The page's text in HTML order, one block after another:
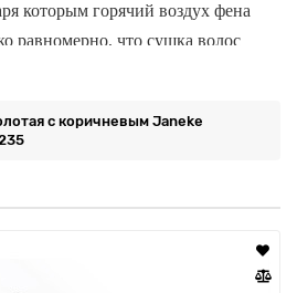
которым горячий воздух фена
равномерно, что сушка волос
на 80% производятся вручную, а
с коричневым Janeke